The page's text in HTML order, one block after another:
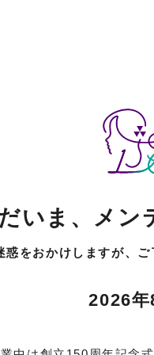
いま、 メン
惑をおかけしますが、 ご
2026年